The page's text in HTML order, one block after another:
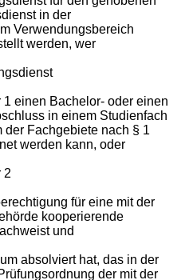
in der
Verwendungsbereich
werden, wer
1 einen Bachelor- oder einen
in einem Studienfach
der Fachgebiete nach § 1
werden kann, oder
2
für eine mit der
kooperierende
und
absolviert hat, das in der
der mit der